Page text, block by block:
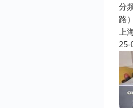
分
路
上
25-